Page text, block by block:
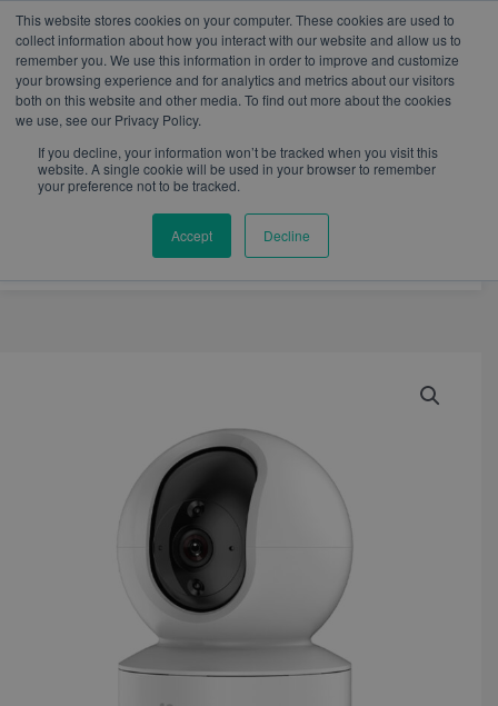
This website stores cookies on your computer. These cookies are used to
collect information about how you interact with our website and allow us to
remember you. We use this information in order to improve and customize
your browsing experience and for analytics and metrics about our visitors
both on this website and other media. To find out more about the cookies
we use, see our Privacy Policy.
If you decline, your information won’t be tracked when you visit this
website. A single cookie will be used in your browser to remember
your preference not to be tracked.
Accept Decline
h
a
t
s
a
p
a
c
e
b
o
o
k
o
u
t
u
b
e
n
s
t
a
g
r
a
m
i
n
k
e
d
i
n
mercadeo@eib.esinventor.comWhatsApp:+57
3103229640PBX: + 601 342 80 45